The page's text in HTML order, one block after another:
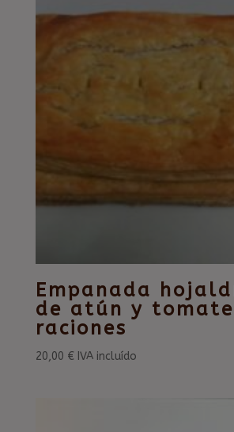
Empanada
de atún y
raciones
20,00 € IVA incluído